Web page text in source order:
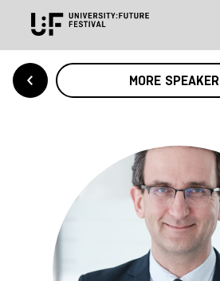
MORE SPEAKER